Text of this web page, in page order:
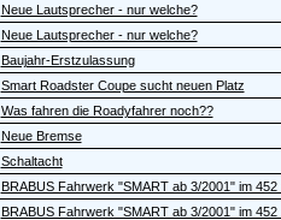
Neue Lautsprecher - nur welche?
Neue Lautsprecher - nur welche?
Baujahr-Erstzulassung
Smart Roadster Coupe sucht neuen Platz
Was fahren die Roadyfahrer noch??
Neue Bremse
Schaltacht
BRABUS Fahrwerk "SMART ab 3/2001" im 452
BRABUS Fahrwerk "SMART ab 3/2001" im 452